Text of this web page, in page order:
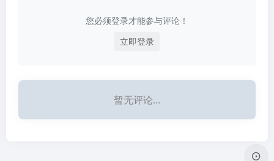
您必须登录才能参与评论！
立即登录
暂无评论...